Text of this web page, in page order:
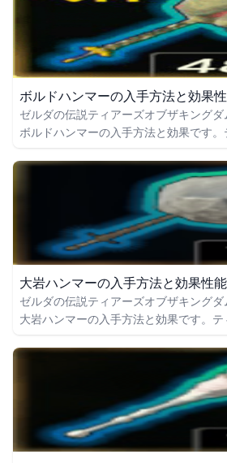
ボルドハンマーの入手方法と効果
ゼルダの伝説ティアーズオブザキング
ボルドハンマーの入手方法と効果です。
いても掲載しています。
大岩ハンマーの入手方法と効果性能
ゼルダの伝説ティアーズオブザキング
大岩ハンマーの入手方法と効果です。
掲載しています。